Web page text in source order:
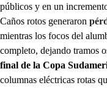
públicos y en un
Caños rotos generaron
mientras los focos del
completo, dejando tramos
final de la Copa
columnas eléctricas rotas